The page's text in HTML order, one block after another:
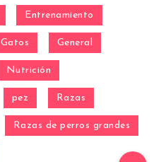
Entrenamiento
Gatos General
Nutrición
pez Razas
Razas de perros grandes